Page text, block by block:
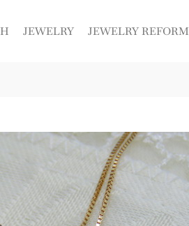
JEWELRY JEWELRY REFORM